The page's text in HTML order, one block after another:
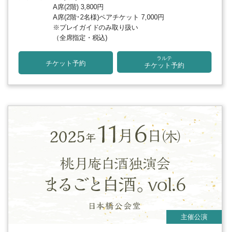
A席(2階) 3,800円
A席(2階･2名様)ペアチケット 7,000円
※プレイガイドのみ取り扱い
（全席指定・税込)
チケット予約
ラルテ
チケット予約